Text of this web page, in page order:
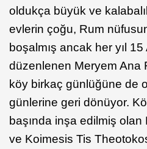
oldukça büyük ve
evlerin çoğu, Rum
boşalmış ancak her yıl
düzenlenen Meryem Ana
köy birkaç günlüğüne de
günlerine geri dönüyor.
başında inşa edilmiş
ve Koimesis Tis